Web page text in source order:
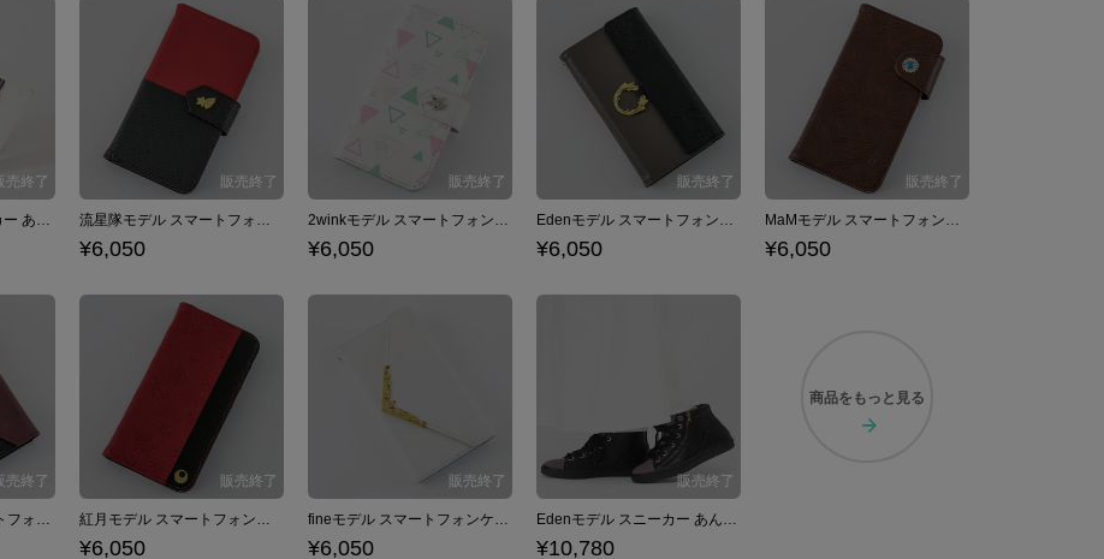
Ra*bitsモデル スニーカー あんさんぶるスターズ！ 流星隊モデル スマートフォンケース iPhone6/6s/7/8対応 あんさんぶるスターズ！
¥6,050
2winkモデル スマートフォンケース iPhone6/6s/7/8対応 あんさんぶるスターズ！
¥6,050
Edenモデル スマートフォンケース iPhone6/6s/7/8対応 あんさんぶるスターズ！
¥6,050
MaMモデル スマートフォンケース iPhone6/6s/7/8対応 あんさんぶるスターズ！
¥6,050
Valkyrieモデル スマートフォンケース iPhone6/6s/7/8対応 あんさんぶるスターズ！ 紅月モデル スマートフォンケース iPhone6/6s/7/8対応 あんさんぶるスターズ！
¥6,050
fineモデル スマートフォンケース iPhone6/6s/7/8対応 あんさんぶるスターズ！
¥6,050
Edenモデル スニーカー あんさんぶるスターズ！
¥10,780
商品を もっと見る